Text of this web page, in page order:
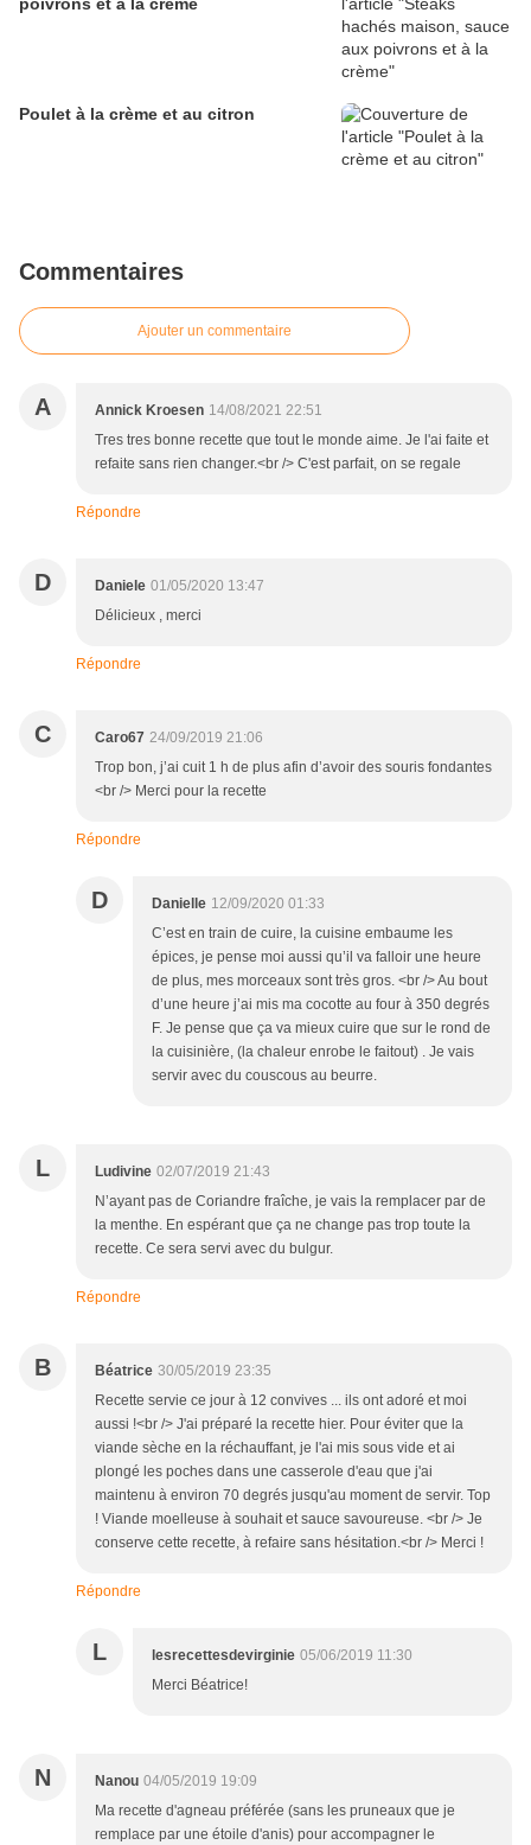
Poulet à la crème et au citron
Commentaires
Ajouter un commentaire
A Annick Kroesen 14/08/2021 22:51
Tres tres bonne recette que tout le monde aime. Je l'ai faite et
refaite sans rien changer.<br /> C'est parfait, on se regale
Répondre
D Daniele 01/05/2020 13:47
Délicieux , merci
Répondre
C Caro67 24/09/2019 21:06
Trop bon, j’ai cuit 1 h de plus afin d’avoir des souris fondantes
<br /> Merci pour la recette
Répondre
D Danielle 12/09/2020 01:33
C’est en train de cuire, la cuisine embaume les
épices, je pense moi aussi qu’il va falloir une heure
de plus, mes morceaux sont très gros. <br /> Au bout
d’une heure j’ai mis ma cocotte au four à 350 degrés
F. Je pense que ça va mieux cuire que sur le rond de
la cuisinière, (la chaleur enrobe le faitout) . Je vais
servir avec du couscous au beurre.
L Ludivine 02/07/2019 21:43
N’ayant pas de Coriandre fraîche, je vais la remplacer par de
la menthe. En espérant que ça ne change pas trop toute la
recette. Ce sera servi avec du bulgur.
Répondre
B Béatrice 30/05/2019 23:35
Recette servie ce jour à 12 convives ... ils ont adoré et moi
aussi !<br /> J'ai préparé la recette hier. Pour éviter que la
viande sèche en la réchauffant, je l'ai mis sous vide et ai
plongé les poches dans une casserole d'eau que j'ai
maintenu à environ 70 degrés jusqu'au moment de servir. Top
! Viande moelleuse à souhait et sauce savoureuse. <br /> Je
conserve cette recette, à refaire sans hésitation.<br /> Merci !
Répondre
L lesrecettesdevirginie 05/06/2019 11:30
Merci Béatrice!
N Nanou 04/05/2019 19:09
Ma recette d'agneau préférée (sans les pruneaux que je
remplace par une étoile d'anis) pour accompagner le